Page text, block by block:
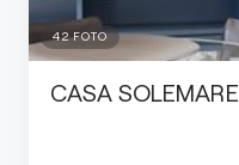
42FOTO
CASA SOLEMARE